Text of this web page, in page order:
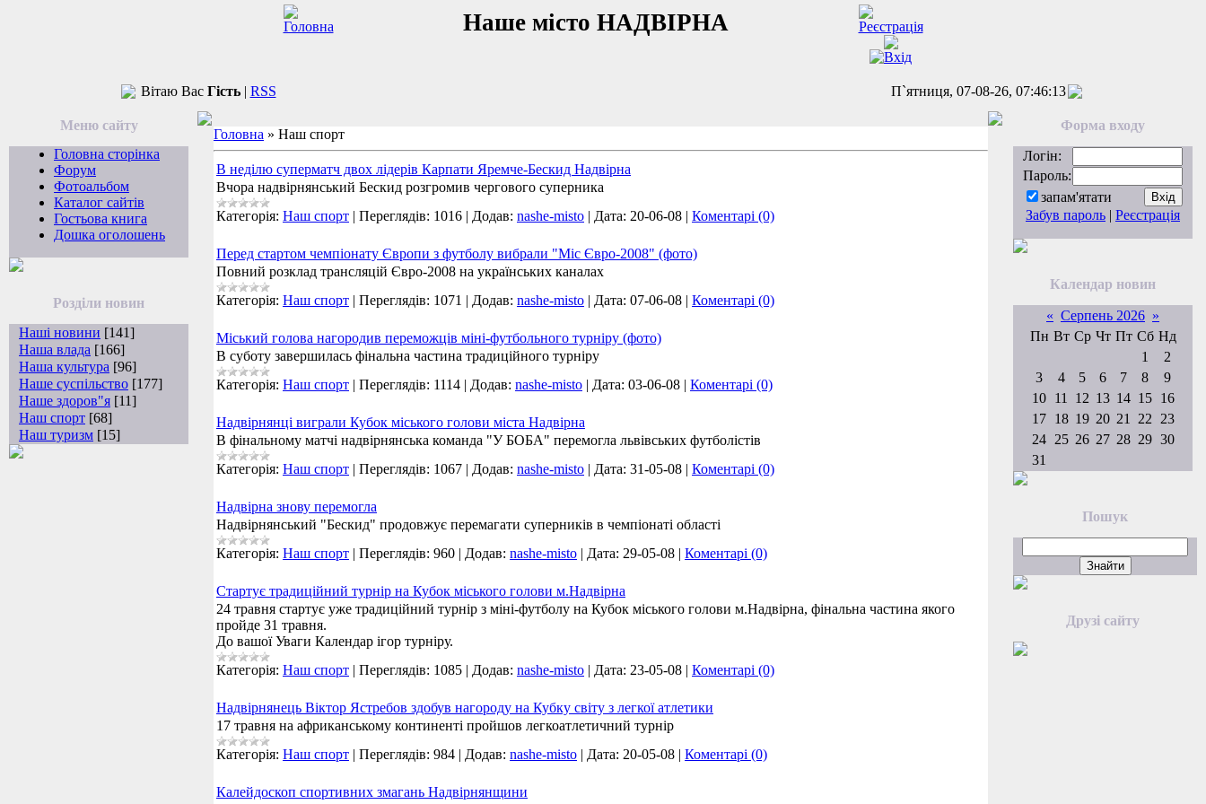
Наше місто НАДВІРНА
Вітаю Вас Гість| RSS П`ятниця, 07-08-26, 07:46:13
Меню сайту
Головна сторінка
Форум
Фотоальбом
Каталог сайтів
Гостьова книга
Дошка оголошень
Розділи новин
Наші новини [141]
Наша влада [166]
Наша культура [96]
Наше суспільство [177]
Наше здоров"я [11]
Наш спорт [68]
Наш туризм [15]
Головна » Наш спорт
В неділю суперматч двох лідерів Карпати Яремче-Бескид Надвірна
Вчора надвірнянський Бескид розгромив чергового суперника
Категорія: Наш спорт | Переглядів: 1016 | Додав: nashe-misto | Дата: 20-06-08 | Коментарі (0)
Перед стартом чемпіонату Європи з футболу вибрали "Міс Євро-2008" (фото)
Повний розклад трансляцій Євро-2008 на українських каналах
Категорія: Наш спорт | Переглядів: 1071 | Додав: nashe-misto | Дата: 07-06-08 | Коментарі (0)
Міський голова нагородив переможців міні-футбольного турніру (фото)
В суботу завершилась фінальна частина традиційного турніру
Категорія: Наш спорт | Переглядів: 1114 | Додав: nashe-misto | Дата: 03-06-08 | Коментарі (0)
Надвірнянці виграли Кубок міського голови міста Надвірна
В фінальному матчі надвірнянська команда "У БОБА" перемогла львівських футболістів
Категорія: Наш спорт | Переглядів: 1067 | Додав: nashe-misto | Дата: 31-05-08 | Коментарі (0)
Надвірна знову перемогла
Надвірнянський "Бескид" продовжує перемагати суперників в чемпіонаті області
Категорія: Наш спорт | Переглядів: 960 | Додав: nashe-misto | Дата: 29-05-08 | Коментарі (0)
Стартує традиційний турнір на Кубок міського голови м.Надвірна
24 травня стартує уже традиційний турнір з міні-футболу на Кубок міського голови м.Надвірна, фінальна частина якого
пройде 31 травня.
До вашої Уваги Календар ігор турніру.
Категорія: Наш спорт | Переглядів: 1085 | Додав: nashe-misto | Дата: 23-05-08 | Коментарі (0)
Надвірнянець Віктор Ястребов здобув нагороду на Кубку світу з легкої атлетики
17 травня на африканському континенті пройшов легкоатлетичний турнір
Категорія: Наш спорт | Переглядів: 984 | Додав: nashe-misto | Дата: 20-05-08 | Коментарі (0)
Калейдоскоп спортивних змагань Надвірнянщини
Форма входу
Логін:
Пароль:
запам'ятати
Забув пароль | Реєстрація
Календар новин
« Серпень 2026 »
Пн Вт Ср Чт Пт Сб Нд
1
2
3
4 5 6 7 8
9
10 11 12 13 14 15 16
17 18 19 20 21 22
23
24 25 26 27 28 29 30
31
Пошук
Друзі сайту